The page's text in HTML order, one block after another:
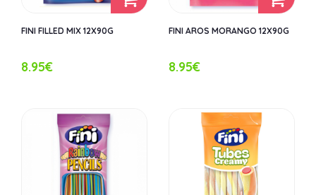
FINI FILLED MIX 12X90G
8.95€
FINI AROS MORANGO 12X90G
8.95€